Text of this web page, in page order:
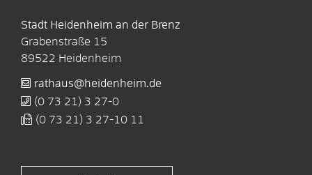
Stadt Heidenheim an der Brenz
Grabenstraße 15
89522 Heidenheim
rathaus@heidenheim.de
(0 73 21) 3 27-0
(0 73 21) 3 27-10 11